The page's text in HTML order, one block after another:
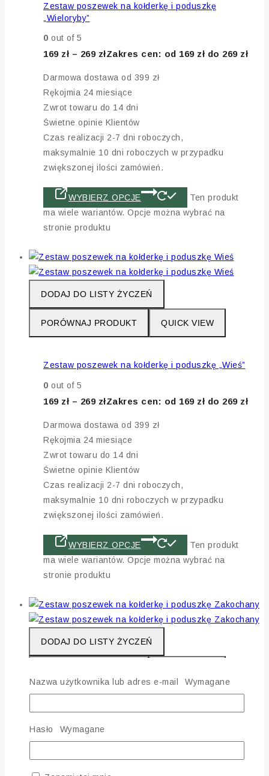
Zestaw poszewek na kołderkę i poduszkę
„Wieloryby”
0 out of 5
169 zł – 269 złZakres cen: od 169 zł do 269 zł
Darmowa dostawa od 399 zł
Rękojmia 24 miesiące
Zwrot towaru do 14 dni
Świetne opinie Klientów
Czas realizacji 2-7 dni roboczych,
maksymalnie 10 dni roboczych w przypadku
zwiększonej ilości zamówień.
WYBIERZ OPCJE
Ten produkt
ma wiele wariantów. Opcje można wybrać na
stronie produktu
DODAJ DO LISTY ŻYCZEŃ
PORÓWNAJ PRODUKT QUICK VIEW
Zestaw poszewek na kołderkę i poduszkę „Wieś”
0 out of 5
169 zł – 269 złZakres cen: od 169 zł do 269 zł
Darmowa dostawa od 399 zł
Rękojmia 24 miesiące
Zwrot towaru do 14 dni
Świetne opinie Klientów
Czas realizacji 2-7 dni roboczych,
maksymalnie 10 dni roboczych w przypadku
zwiększonej ilości zamówień.
WYBIERZ OPCJE
Ten produkt
ma wiele wariantów. Opcje można wybrać na
stronie produktu
DODAJ DO LISTY ŻYCZEŃ
Zestaw poszewek na kołderkę i poduszkę
0out of 5
169zł – 269złZakres cen: od 169 zł do 269 zł
Nazwa użytkownika lub adres e-mail Wymagane
Hasło Wymagane